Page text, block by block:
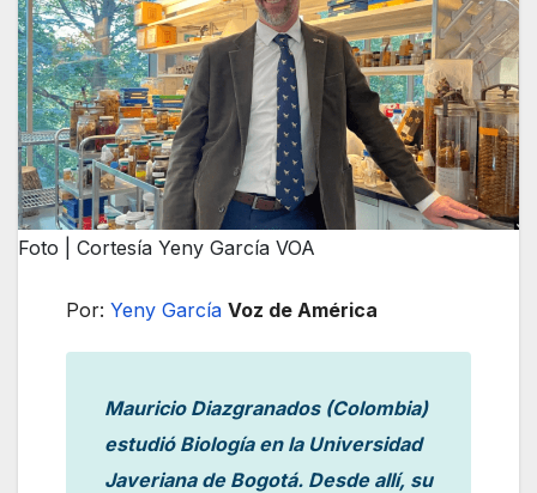
Foto | Cortesía Yeny García VOA
Por: Yeny García Voz de América
Mauricio Diazgranados (Colombia)
estudió Biología en la Universidad
Javeriana de Bogotá. Desde allí, su